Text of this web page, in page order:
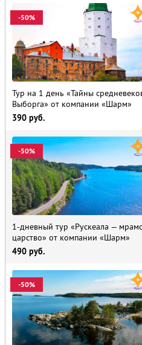
-50%
Тур на 1 день «Тайны
Выборга» от компании «Шарм»
390 руб.
-50%
1-дневный тур «Рускеала —
царство» от компании «Шарм»
490 руб.
-50%